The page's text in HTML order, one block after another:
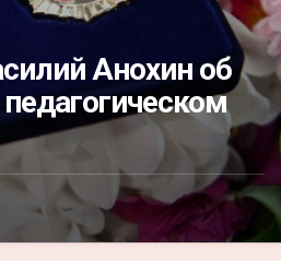
культурыАнохин об